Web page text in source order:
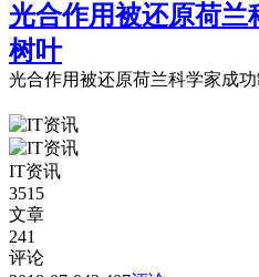
光合作用被还原荷
树叶
光合作用被还原荷兰科学家成
IT资讯
3515
文章
241
评论